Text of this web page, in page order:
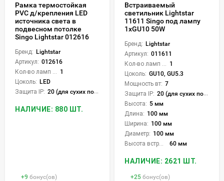
Рамка термостойкая
PVC д/крепления LED
источника света в
подвесном потолке
Singo Lightstar 012616
Бренд: Lightstar
Артикул: 012616
1
Цоколь: LED
Защита IP: 20 (для сухих пом.)
НАЛИЧИЕ: 880 ШТ.
+9 бонус(ов)
Встраиваемый
светильник Lightstar
11611 Singo под лампу
1xGU10 50W
Бренд: Lightstar
Артикул: 011611
1
Цоколь: GU10, GU5.3
Мощность вт: 7
Защита IP: 20 (для сухих пом.)
Высота: 5 мм
Длина: 100 мм
Ширина: 100 мм
Диаметр: 100 мм
60 мм
НАЛИЧИЕ: 2621 ШТ.
+25 бонус(ов)